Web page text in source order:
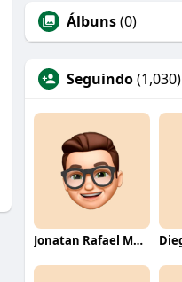
Álbuns(0)
Seguindo(1,030)
Jonatan Rafael Mello